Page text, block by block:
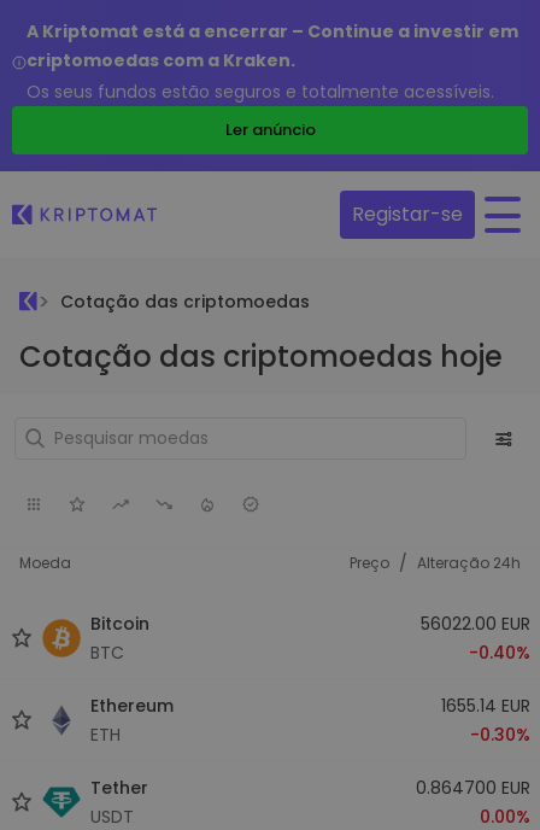
A Kriptomat está a encerrar – Continue a investir em
criptomoedas com a Kraken.
Os seus fundos estão seguros e totalmente acessíveis.
Ler anúncio
Registar-se
Cotação das criptomoedas
Cotação das criptomoedas hoje
Moeda Preço / Alteração 24h
Bitcoin
BTC
56022.00 EUR
-0.40%
Ethereum
ETH
1655.14 EUR
-0.30%
Tether
USDT
0.864700 EUR
0.00%